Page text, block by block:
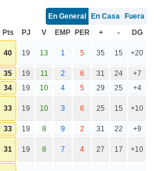
En General En Casa
Fuera
Pts PJ V EMP PER + - DG
40 19 13 1 5 35 15 +20
35 19 11 2 6 31 24
+7
34 19 10 4 5 29 25 +4
33 19 10 3 6 25 15 +10
33 19 8 9 2 31 22 +9
31 19 8 7 4 27 17 +10